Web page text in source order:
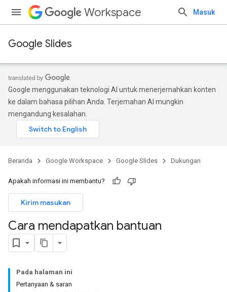
Workspace Masuk
Google Slides
Google menggunakan teknologi AI untuk menerjemahkan konten
ke dalam bahasa pilihan Anda. Terjemahan AI mungkin
mengandung kesalahan.
Beranda Google Workspace Google Slides Dukungan
Apakah informasi ini membantu?
Kirim masukan
Cara mendapatkan bantuan
Pada halaman ini
Pertanyaan & saran